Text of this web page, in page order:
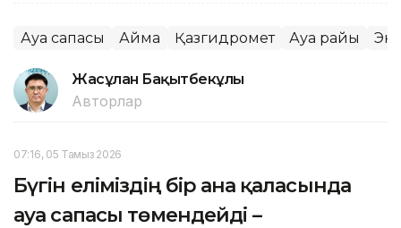
Ауа сапасы Аймақ Қазгидромет Ауа райы
Жасұлан Бақытбекұлы
Авторлар
07:16, 05 Тамыз 2026
Бүгін еліміздің бір ғана қаласында
ауа сапасы төмендейді –